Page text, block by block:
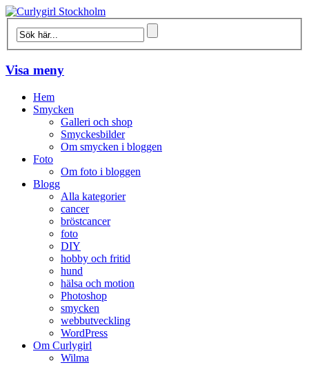
Visa meny
Hem
Smycken
Galleri och shop
Smyckesbilder
Om smycken i bloggen
Foto
Om foto i bloggen
Blogg
Alla kategorier
cancer
bröstcancer
foto
DIY
hobby och fritid
hund
hälsa och motion
Photoshop
smycken
webbutveckling
WordPress
Om Curlygirl
Wilma